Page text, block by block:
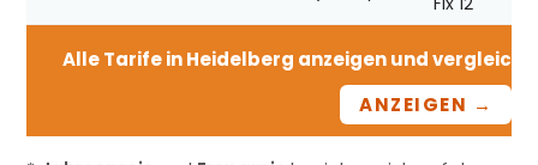
Alle Tarife in Heidelberg anzeigen und
ANZEIGEN →